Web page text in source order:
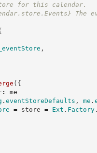
for this calendar.
The
_eventStore ,
( {
:
me
. eventStoreDefaults , me .
= store = Ext . Factory.